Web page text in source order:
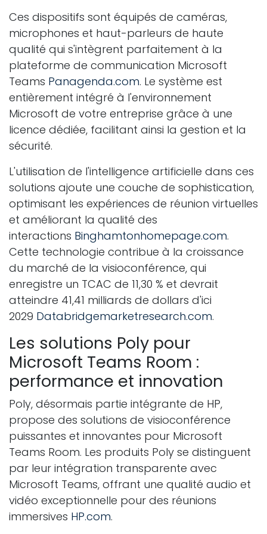
Ces dispositifs sont équipés de caméras,
microphones et haut-parleurs de haute
qualité qui s'intègrent parfaitement à la
plateforme de communication Microsoft
Teams Panagenda.com. Le système est
entièrement intégré à l'environnement
Microsoft de votre entreprise grâce à une
licence dédiée, facilitant ainsi la gestion et la
sécurité.
L'utilisation de l'intelligence artificielle dans ces
solutions ajoute une couche de sophistication,
optimisant les expériences de réunion virtuelles
et améliorant la qualité des
interactions Binghamtonhomepage.com.
Cette technologie contribue à la croissance
du marché de la visioconférence, qui
enregistre un TCAC de 11,30 % et devrait
atteindre 41,41 milliards de dollars d'ici
2029 Databridgemarketresearch.com.
Les solutions Poly pour
Microsoft Teams Room :
performance et innovation
Poly, désormais partie intégrante de HP,
propose des solutions de visioconférence
puissantes et innovantes pour Microsoft
Teams Room. Les produits Poly se distinguent
par leur intégration transparente avec
Microsoft Teams, offrant une qualité audio et
vidéo exceptionnelle pour des réunions
immersives HP.com.